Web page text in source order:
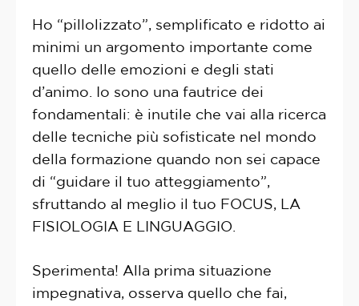
Ho “pillolizzato”, semplificato e ridotto ai
minimi un argomento importante come
quello delle emozioni e degli stati
d’animo. Io sono una fautrice dei
fondamentali: è inutile che vai alla ricerca
delle tecniche più sofisticate nel mondo
della formazione quando non sei capace
di “guidare il tuo atteggiamento”,
sfruttando al meglio il tuo FOCUS, LA
FISIOLOGIA E LINGUAGGIO.
Sperimenta! Alla prima situazione
impegnativa, osserva quello che fai,